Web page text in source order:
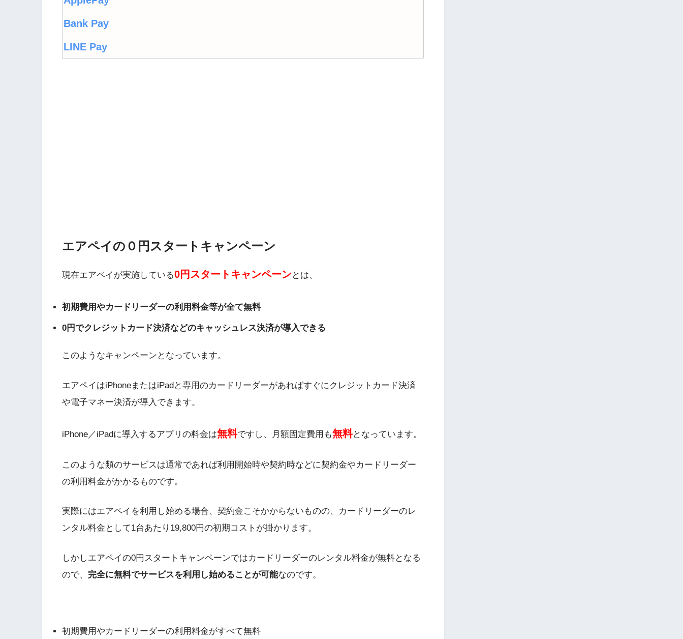
Bank Pay
LINE Pay
エアペイの０円スタートキャンペーン
現在エアペイが実施している0円スタートキャンペーン とは、
初期費用やカードリーダーの利用料金等が全て無料
0円でクレジットカード決済などのキャッシュレス決済が導入できる
このようなキャンペーンとなっています。
エアペイはiPhoneまたはiPadと専用のカードリーダーがあればすぐにクレジットカード決済
や電子マネー決済が導入できます。
iPhone／iPadに導入するアプリの料金は無料ですし、月額固定費用も無料となっています。
このような類のサービスは通常であれば利用開始時や契約時などに契約金やカードリーダー
の利用料金がかかるものです。
実際にはエアペイを利用し始める場合、契約金こそかからないものの、カードリーダーのレ
ンタル料金として1台あたり19,800円の初期コストが掛かります。
しかしエアペイの0円スタートキャンペーンではカードリーダーのレンタル料金が無料となる
ので、 完全に無料でサービスを利用し始めることが可能なのです。
初期費用やカードリーダーの利用料金がすべて無料